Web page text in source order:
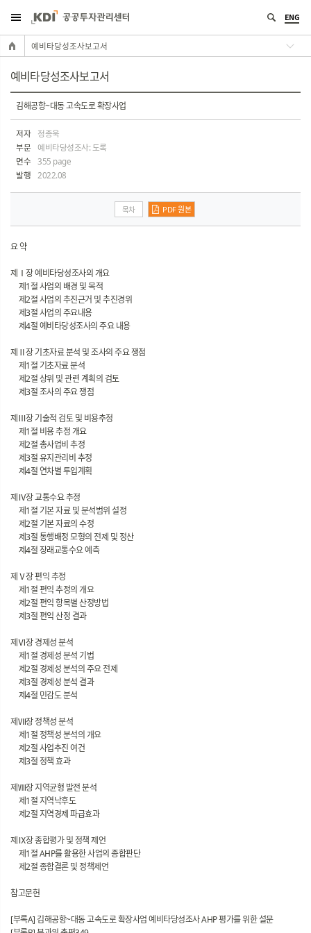
ENG
예비타당성조사보고서
예비타당성조사보고서
김해공항~대동 고속도로 확장사업
저자
정종욱
부문
예비타당성조사: 도록
면수
355 page
발행
2022.08
목차 PDF 원본
요 약
제Ⅰ장 예비타당성조사의 개요
제1절 사업의 배경 및 목적
제2절 사업의 추진근거 및 추진경위
제3절 사업의 주요내용
제4절 예비타당성조사의 주요 내용
제Ⅱ장 기초자료 분석 및 조사의 주요 쟁점
제1절 기초자료 분석
제2절 상위 및 관련 계획의 검토
제3절 조사의 주요 쟁점
제Ⅲ장 기술적 검토 및 비용추정
제1절 비용 추정 개요
제2절 총사업비 추정
제3절 유지관리비 추정
제4절 연차별 투입계획
제Ⅳ장 교통수요 추정
제1절 기본 자료 및 분석범위 설정
제2절 기본 자료의 수정
제3절 통행배정 모형의 전제 및 정산
제4절 장래교통수요 예측
제Ⅴ장 편익 추정
제1절 편익 추정의 개요
제2절 편익 항목별 산정방법
제3절 편익 산정 결과
제Ⅵ장 경제성 분석
제1절 경제성 분석 기법
제2절 경제성 분석의 주요 전제
제3절 경제성 분석 결과
제4절 민감도 분석
제Ⅶ장 정책성 분석
제1절 정책성 분석의 개요
제2절 사업추진 여건
제3절 정책 효과
제Ⅷ장 지역균형 발전 분석
제1절 지역낙후도
제2절 지역경제 파급효과
제Ⅸ장 종합평가 및 정책 제언
제1절 AHP를 활용한 사업의 종합판단
제2절 종합결론 및 정책제언
참고문헌
[부록A] 김해공항~대동 고속도로 확장사업 예비타당성조사 AHP 평가를 위한 설문